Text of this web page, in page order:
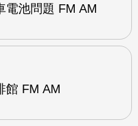
電池問題 FM AM
館 FM AM